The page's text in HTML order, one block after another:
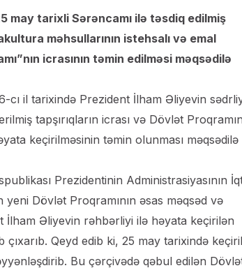
may tarixli Sərəncamı ilə təsdiq edilmiş
məhsullarının istehsalı və emal
icrasının təmin edilməsi məqsədilə
cı il tarixində Prezident İlham Əliyevin
tapşırıqların icrası və Dövlət
keçirilməsinin təmin olunması məqsədilə
Prezidentinin Administrasiyasının
Dövlət Proqramının əsas məqsəd və
İlham Əliyevin rəhbərliyi ilə həyata keçirilən
Qeyd edib ki, 25 may tarixində
Bu çərçivədə qəbul edilən